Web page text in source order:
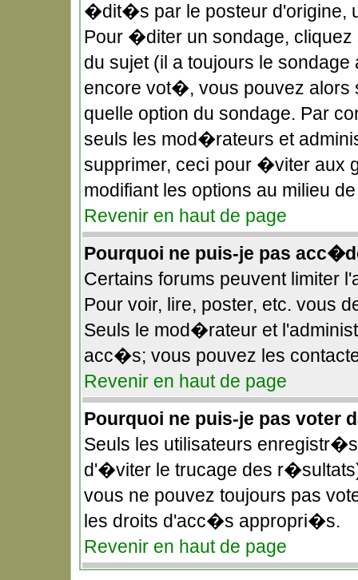
�dit�s par le posteur d'origine,
Pour �diter un sondage, cliquez
du sujet (il a toujours le
encore vot�, vous pouvez alors
quelle option du sondage. Par
seuls les mod�rateurs et
supprimer, ceci pour �viter aux
modifiant les options au milieu
Revenir en haut de page
Pourquoi ne puis-je pas
Certains forums peuvent limiter
Pour voir, lire, poster, etc. vous
Seuls le mod�rateur et
acc�s; vous pouvez les
Revenir en haut de page
Pourquoi ne puis-je pas voter
Seuls les utilisateurs
d'�viter le trucage des
vous ne pouvez toujours pas
les droits d'acc�s appropri�s.
Revenir en haut de page